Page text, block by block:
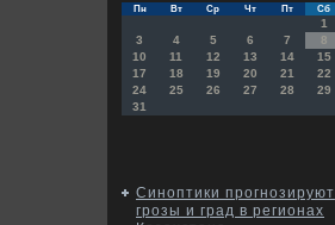
Пн Вт Ср Чт Пт Сб
1
3
4 5 6 7 8
10
11 12 13 14 15
17
18 19 20 21 22
24
25 26 27 28 29
31
Синоптики прогнозируют
грозы и град в регионах